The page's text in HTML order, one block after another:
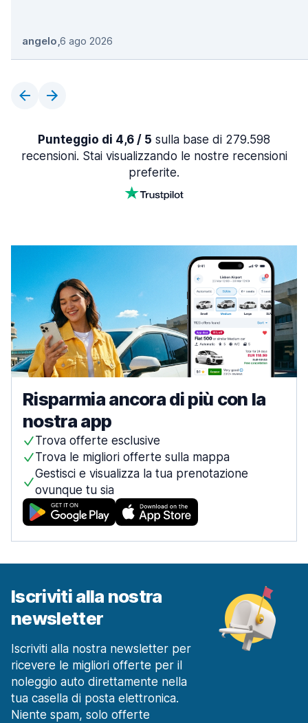
angelo,6 ago 2026
Punteggio di 4,6 / 5 sulla base di 279.598
recensioni. Stai visualizzando le nostre recensioni
preferite.
Risparmia ancora di più con la
nostra app
Trova offerte esclusive
Trova le migliori offerte sulla mappa
Gestisci e visualizza la tua prenotazione
ovunque tu sia
Iscriviti alla nostra
newsletter
Iscriviti alla nostra newsletter per
ricevere le migliori offerte per il
noleggio auto direttamente nella
tua casella di posta elettronica.
Niente spam, solo offerte